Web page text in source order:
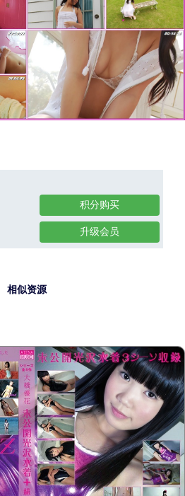
积分购买
升级会员
相似资源